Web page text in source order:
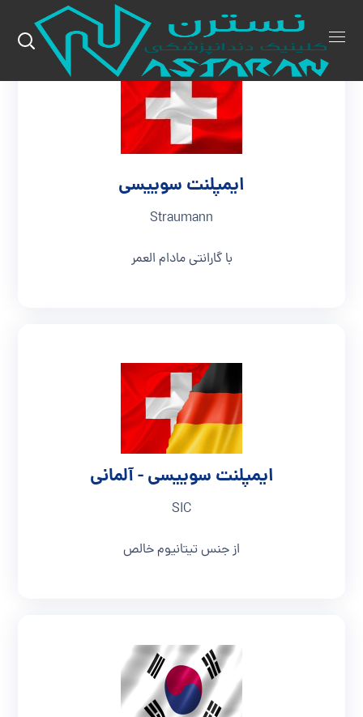
ایمپلنت سوییسی
Straumann
با گارانتی مادام العمر
ایمپلنت سوییسی - آلمانی
SIC
از جنس تیتانیوم خالص